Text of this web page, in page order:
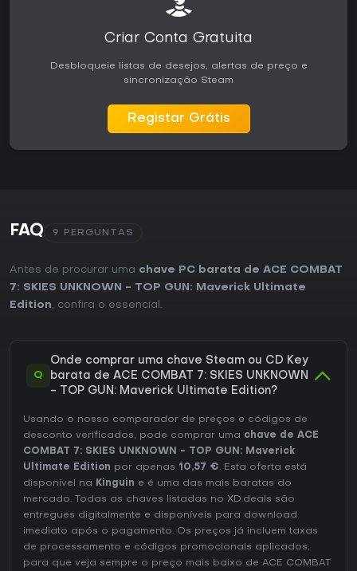
Criar Conta Gratuita
Desbloqueie listas de desejos, alertas de preço e
sincronização Steam
Registar Grátis
FAQ 9 PERGUNTAS
Antes de procurar uma chave PC barata de ACE COMBAT
7: SKIES UNKNOWN - TOP GUN: Maverick Ultimate
Edition, confira o essencial.
Q
Onde comprar uma chave Steam ou CD Key
barata de ACE COMBAT 7: SKIES UNKNOWN
- TOP GUN: Maverick Ultimate Edition?
Usando o nosso comparador de preços e códigos de
desconto verificados, pode comprar uma chave de ACE
COMBAT 7: SKIES UNKNOWN - TOP GUN: Maverick
Ultimate Edition por apenas 10,57 €. Esta oferta está
disponível na Kinguin e é uma das mais baratas do
mercado. Todas as chaves listadas no XD.deals são
entregues digitalmente e disponíveis para download
imediato após o pagamento. Os preços já incluem taxas
de processamento e códigos promocionais aplicados,
para que veja sempre o preço mais baixo de ACE COMBAT